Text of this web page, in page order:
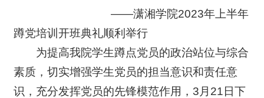
——潇湘学院2023年上半年
蹲党培训开班典礼顺利举行
为提高我院学生蹲点党员的政治站位与综合
素质，切实增强学生党员的担当意识和责任意
识，充分发挥党员的先锋模范作用，3月21日下